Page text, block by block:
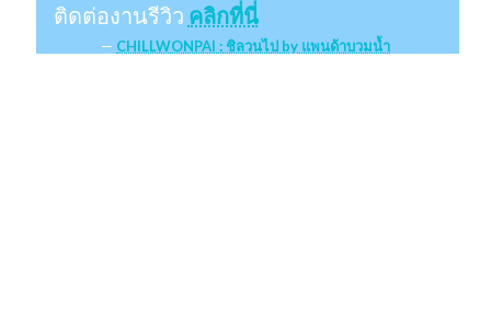
ติดต่องานรีวิว คลิกที่นี่
CHILLWONPAI : ชิลวนไป by แพนด้าบวมน้ำ